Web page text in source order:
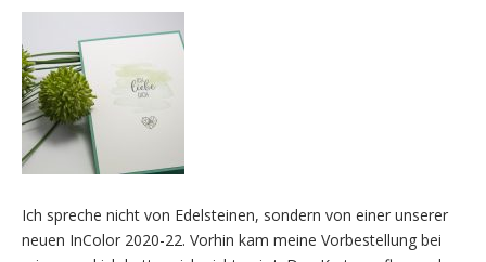
Ich spreche nicht von Edelsteinen, sondern von einer unserer
neuen InColor 2020-22. Vorhin kam meine Vorbestellung bei